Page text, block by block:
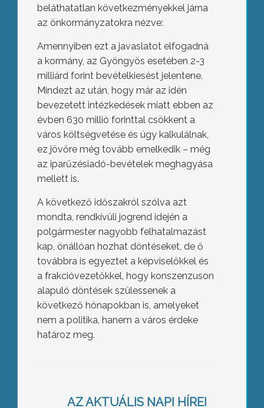
beláthatatlan következményekkel járna
az önkormányzatokra nézve:
Amennyiben ezt a javaslatot elfogadná
a kormány, az Gyöngyös esetében 2-3
milliárd forint bevételkiesést jelentene.
Mindezt az után, hogy már az idén
bevezetett intézkedések miatt ebben az
évben 630 millió forinttal csökkent a
város költségvetése és úgy kalkulálnak,
ez jövőre még tovább emelkedik – még
az iparűzésiadó-bevételek meghagyása
mellett is.
A következő időszakról szólva azt
mondta, rendkívüli jogrend idején a
polgármester nagyobb felhatalmazást
kap, önállóan hozhat döntéseket, de ő
továbbra is egyeztet a képviselőkkel és
a frakcióvezetőkkel, hogy konszenzuson
alapuló döntések szülessenek a
következő hónapokban is, amelyeket
nem a politika, hanem a város érdeke
határoz meg.
AZ AKTUÁLIS NAPI HÍREI
Új szakaszba lépett az ellátás – Covid